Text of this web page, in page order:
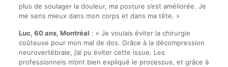
plus de soulager la douleur, ma posture s’est améliorée. Je
me sens mieux dans mon corps et dans ma tête. »
Luc, 60 ans, Montréal : « Je voulais éviter la chirurgie
coûteuse pour mon mal de dos. Grâce à la décompression
neurovertébrale, j’ai pu éviter cette issue. Les
professionnels m’ont bien expliqué le processus, et grâce à